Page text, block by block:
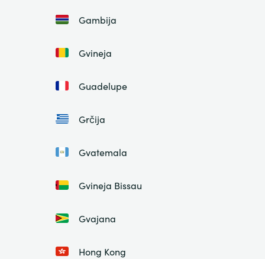
Gambija
Gvineja
Guadelupe
Grčija
Gvatemala
Gvineja Bissau
Gvajana
Hong Kong